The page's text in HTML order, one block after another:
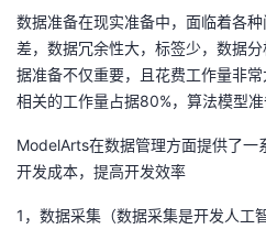
我
的
博
客
我
的
论
我
的
我
者
学
堂
我
支
持
我
的
我
数据准备在现实准备中，面临着各
差，数据冗余性大，标签少，数据
据准备不仅重要，且花费工作量非
相关的工作量占据80%，算法模型
ModelArts在数据管理方面提供了一
开发成本，提高开发效率
1，数据采集（数据采集是开发人工